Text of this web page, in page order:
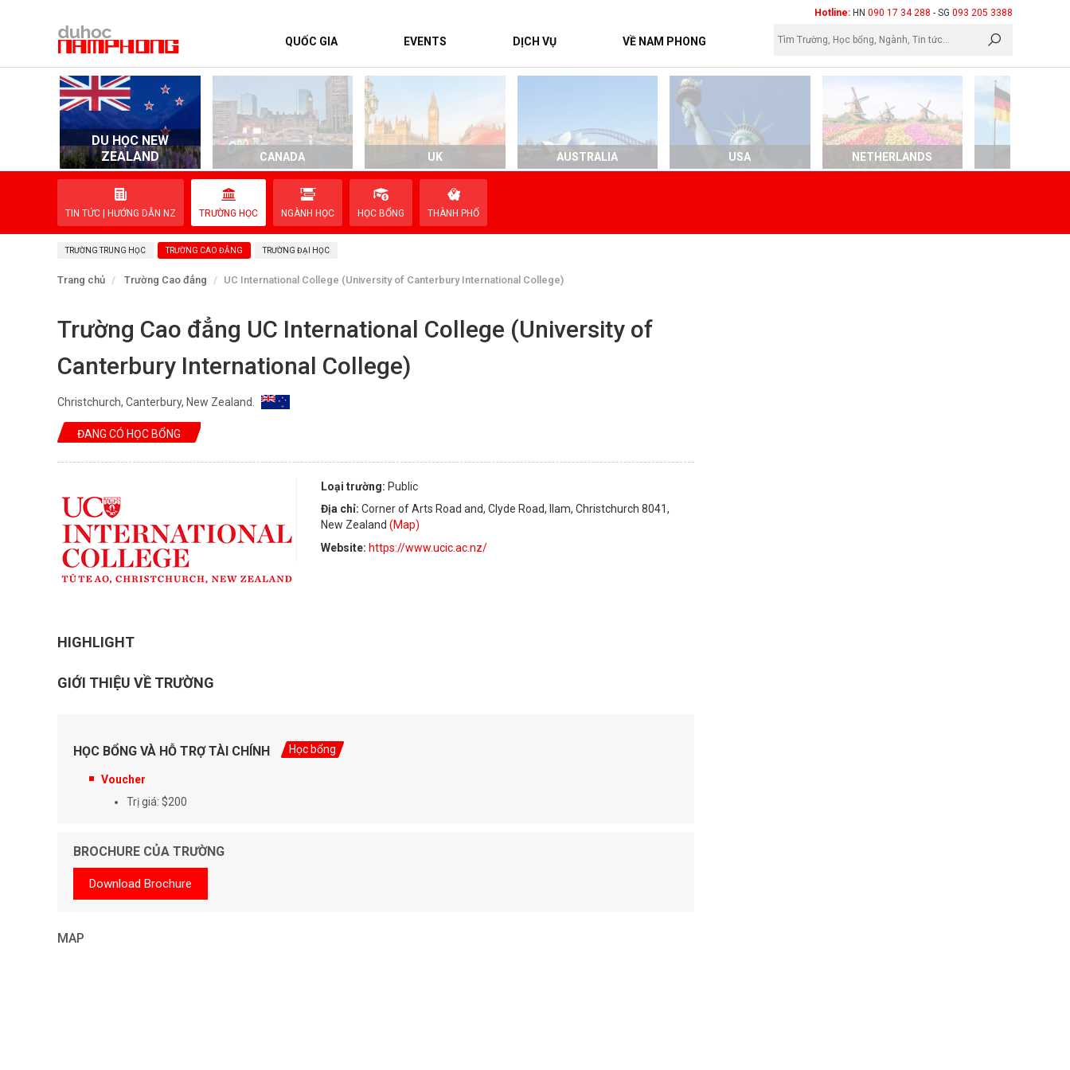
Hotline: HN 090 17 34 288 - SG 093 205 3388
QUỐC GIA EVENTS DỊCH VỤ VỀ NAM PHONG
DU HỌC NEW
ZEALAND
CANADA UK AUSTRALIA USA NETHERLANDS
TIN TỨC | HƯỚNG DẪN NZ TRƯỜNG HỌC NGÀNH HỌC HỌC BỔNG THÀNH PHỐ
TRƯỜNG TRUNG HỌC TRƯỜNG CAO ĐẲNG TRƯỜNG ĐẠI HỌC
Trang chủ Trường Cao đẳng UC International College (University of Canterbury International College)
Trường Cao đẳng UC International College (University of
Canterbury International College)
Christchurch, Canterbury, New Zealand.
ĐANG CÓ HỌC BỔNG
Loại trường:Public
Địa chỉ:Corner of Arts Road and, Clyde Road, Ilam, Christchurch 8041,
New Zealand(Map)
Website:https://www.ucic.ac.nz/
HIGHLIGHT
GIỚI THIỆU VỀ TRƯỜNG
HỌC BỔNG VÀ HỖ TRỢ TÀI CHÍNH Học bổng
Voucher
Trị giá: $200
BROCHURE CỦA TRƯỜNG
Download Brochure
MAP
TRANG CHỦ
QUỐC GIA
EVENTS